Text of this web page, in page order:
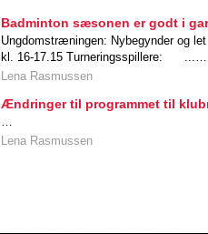
Badminton sæsonen er godt i
Ungdomstræningen: Nybegynder og
kl. 16-17.15 Turneringsspillere: ...…
Lena Rasmussen
Ændringer til programmet til
…
Lena Rasmussen